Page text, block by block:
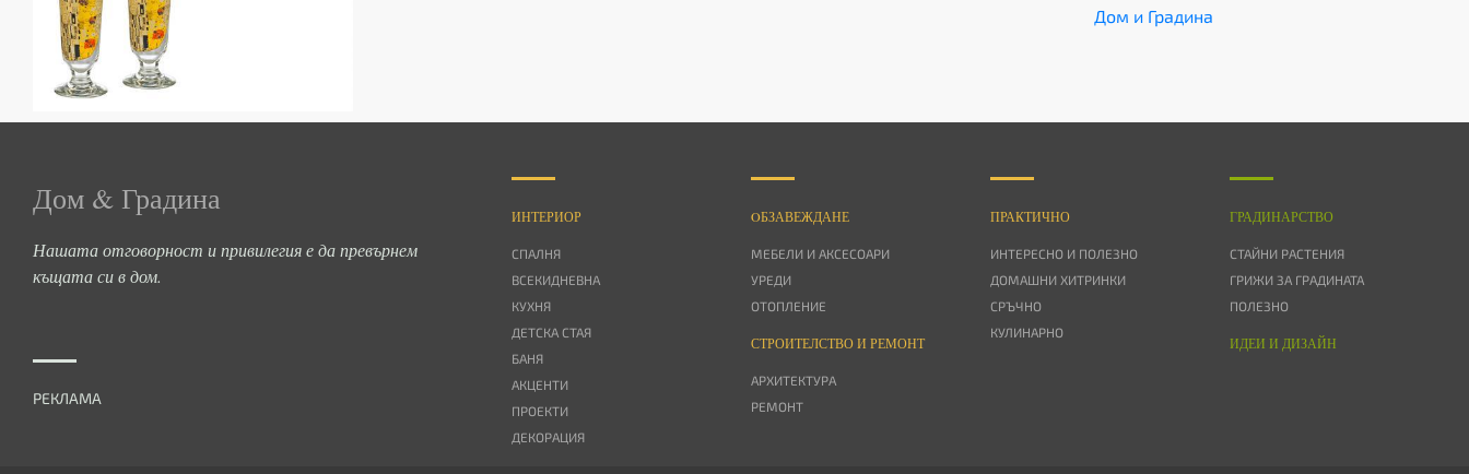
Дом и Градина
Дом & Градина
Нашата отговорност и привилегия е да превърнем
къщата си в дом.
РЕКЛАМА
ИНТЕРИОР
СПАЛНЯ
ВСЕКИДНЕВНА
КУХНЯ
ДЕТСКА СТАЯ
БАНЯ
АКЦЕНТИ
ПРОЕКТИ
ДЕКОРАЦИЯ
OБЗАВЕЖДАНЕ
МЕБЕЛИ И АКСЕСОАРИ
УРЕДИ
ОТОПЛЕНИЕ
СТРОИТЕЛСТВО И РЕМОНТ
АРХИТЕКТУРА
РЕМОНТ
ПРАКТИЧНО
ИНТЕРЕСНО И ПОЛЕЗНО
ДОМАШНИ ХИТРИНКИ
СРЪЧНО
КУЛИНАРНО
ГРАДИНАРСТВО
СТАЙНИ РАСТЕНИЯ
ГРИЖИ ЗА ГРАДИНАТА
ПОЛЕЗНО
ИДЕИ И ДИЗАЙН